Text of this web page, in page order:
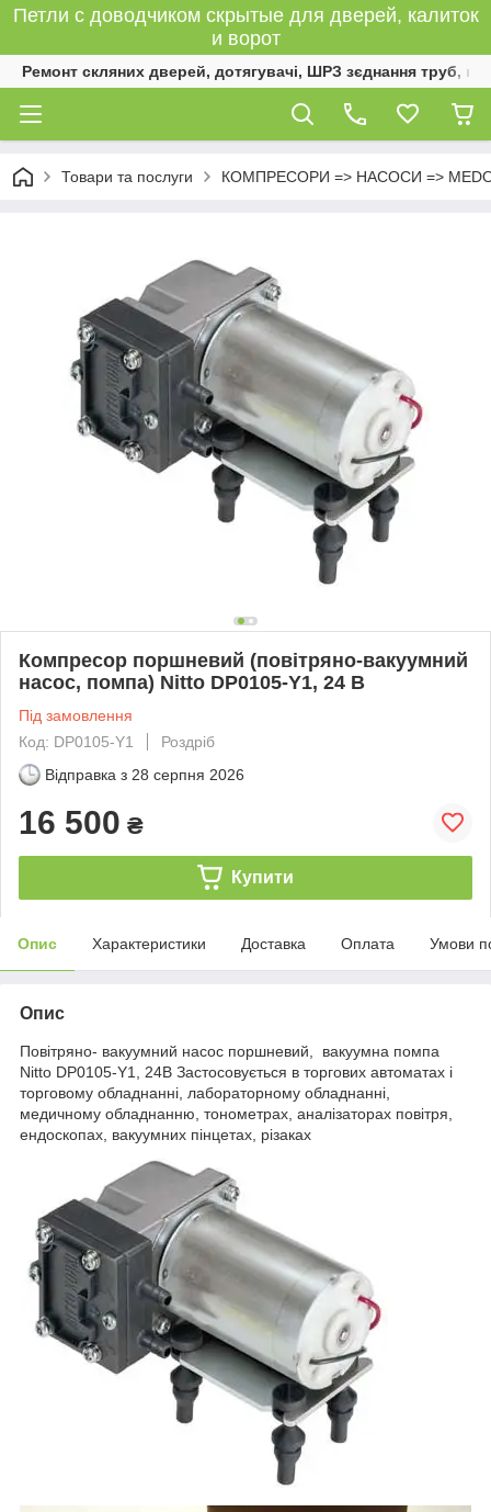
Петли с доводчиком скрытые для дверей, калиток
и ворот
Ремонт скляних дверей, дотягувачі, ШРЗ зєднання труб,
Товари та послуги КОМПРЕСОРИ => НАСОСИ =>
Компресор поршневий (повітряно-вакуумний
насос, помпа) Nitto DP0105-Y1, 24 В
Під замовлення
Код: DP0105-Y1
Роздріб
Відправка з 28 серпня 2026
16 500 ₴
Купити
Опис Характеристики Доставка Оплата Умови
Опис
Повітряно- вакуумний насос поршневий,
вакуумна помпа
Nitto DP0105-Y1, 24В Застосовується в торгових автоматах і
торговому обладнанні, лабораторному обладнанні,
медичному обладнанню, тонометрах, аналізаторах повітря,
ендоскопах, вакуумних пінцетах, різаках